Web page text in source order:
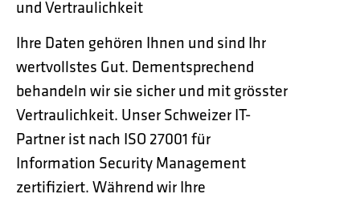
und Vertraulichkeit
Ihre Daten gehören Ihnen und sind Ihr
wertvollstes Gut. Dementsprechend
behandeln wir sie sicher und mit grösster
Vertraulichkeit. Unser Schweizer IT-
Partner ist nach ISO 27001 für
Information Security Management
zertifiziert. Während wir Ihre